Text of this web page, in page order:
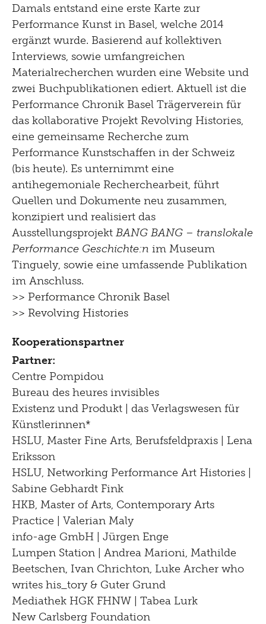
Damals entstand eine erste Karte zur
Performance Kunst in Basel, welche 2014
ergänzt wurde. Basierend auf kollektiven
Interviews, sowie umfangreichen
Materialrecherchen wurden eine Website und
zwei Buchpublikationen ediert. Aktuell ist die
Performance Chronik Basel Trägerverein für
das kollaborative Projekt Revolving Histories,
eine gemeinsame Recherche zum
Performance Kunstschaffen in der Schweiz
(bis heute). Es unternimmt eine
antihegemoniale Recherchearbeit, führt
Quellen und Dokumente neu zusammen,
konzipiert und realisiert das
Ausstellungsprojekt BANG BANG – translokale
Performance Geschichte:n im Museum
Tinguely, sowie eine umfassende Publikation
im Anschluss.
>> Performance Chronik Basel
>> Revolving Histories
Kooperationspartner
Partner:
Centre Pompidou
Bureau des heures invisibles
Existenz und Produkt | das Verlagswesen für
Künstlerinnen*
HSLU, Master Fine Arts, Berufsfeldpraxis | Lena
Eriksson
HSLU, Networking Performance Art Histories |
Sabine Gebhardt Fink
HKB, Master of Arts, Contemporary Arts
Practice | Valerian Maly
info-age GmbH | Jürgen Enge
Lumpen Station | Andrea Marioni, Mathilde
Beetschen, Ivan Chrichton, Luke Archer who
writes his_tory & Guter Grund
Mediathek HGK FHNW | Tabea Lurk
New Carlsberg Foundation